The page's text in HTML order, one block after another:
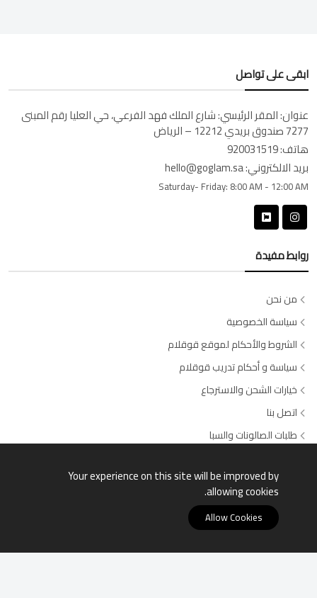
ابقى على تواصل
عنوان:المقر الرئيسي: شارع الملك فهد الفرعي، حي العليا رقم المبنى
7277 صندوق بريدي 12212 – الرياض
هاتف:920031519
بريد الالكتروني:hello@goglam.sa
Saturday- Friday: 8:00 AM - 12:00 AM
روابط مفيدة
من نحن
سياسة الخصوصية
الشروط والأحكام لموقع قوقلام
سياسة و أحكام تدريب قوقلام
خيارات الشحن والاسترجاع
اتصل بنا
طلبات الصالونات والسبا
Your experience on this site will be improved by
allowing cookies.
Allow Cookies